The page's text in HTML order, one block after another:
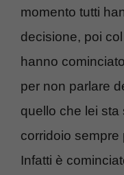
momento tutti
decisione, poi
hanno
per non parlare
quello che lei
corridoio sempre
Infatti è